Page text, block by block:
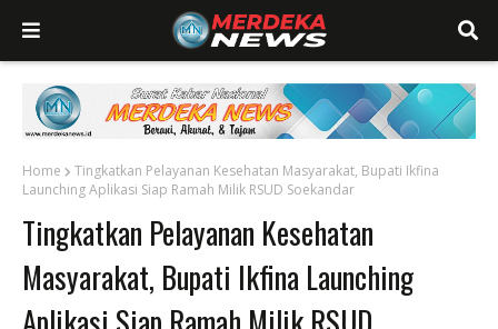
Home
Tingkatkan Pelayanan Kesehatan Masyarakat, Bupati Ikfina
Launching Aplikasi Siap Ramah Milik RSUD Soekandar
Tingkatkan Pelayanan Kesehatan
Masyarakat, Bupati Ikfina Launching